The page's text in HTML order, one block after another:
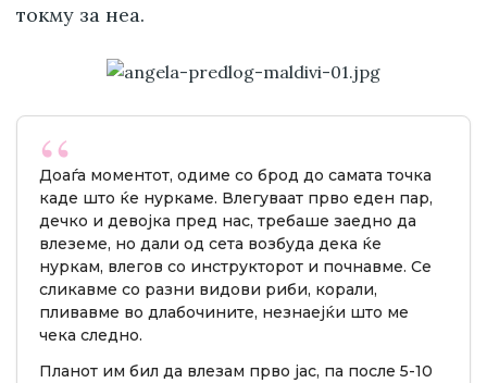
токму за неа.
Доаѓа моментот, одиме со брод до самата точка
каде што ќе нуркаме. Влегуваат прво еден пар,
дечко и девојка пред нас, требаше заедно да
влеземе, но дали од сета возбуда дека ќе
нуркам, влегов со инструкторот и почнавме. Се
сликавме со разни видови риби, корали,
пливавме во длабочините, незнаејќи што ме
чека следно.
Планот им бил да влезам прво јас, па после 5-10